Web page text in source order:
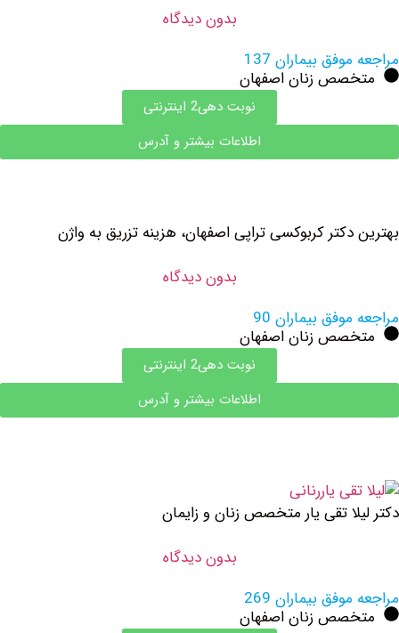
بدون دیدگاه
بیماران 137
زنان اصفهان
نوبت دهی2 اینترنتی
اطلاعات بیشتر و آدرس
کربوکسی تراپی اصفهان، هزینه تزریق به واژن
بدون دیدگاه
بیماران 90
زنان اصفهان
نوبت دهی2 اینترنتی
اطلاعات بیشتر و آدرس
تقی یار متخصص زنان و زایمان
بدون دیدگاه
بیماران 269
زنان اصفهان